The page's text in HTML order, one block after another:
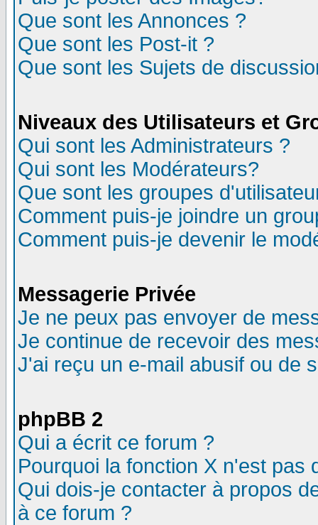
Que sont les Annonces ?
Que sont les Post-it ?
Que sont les Sujets de
Niveaux des Utilisateurs et
Qui sont les Administrateurs ?
Qui sont les Modérateurs?
Que sont les groupes
Comment puis-je joindre un
Comment puis-je devenir le
Messagerie Privée
Je ne peux pas envoyer de
Je continue de recevoir des
J'ai reçu un e-mail abusif ou de
phpBB 2
Qui a écrit ce forum ?
Pourquoi la fonction X n'est pas
Qui dois-je contacter à propos
à ce forum ?